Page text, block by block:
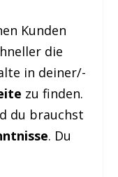
Kunden
die
in deiner/-
zu finden.
du brauchst
. Du